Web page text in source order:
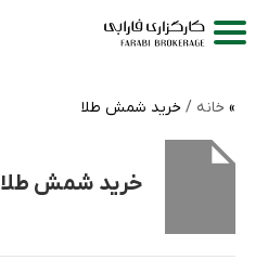
خانه / خرید شمش طلا
خرید شمش طلا